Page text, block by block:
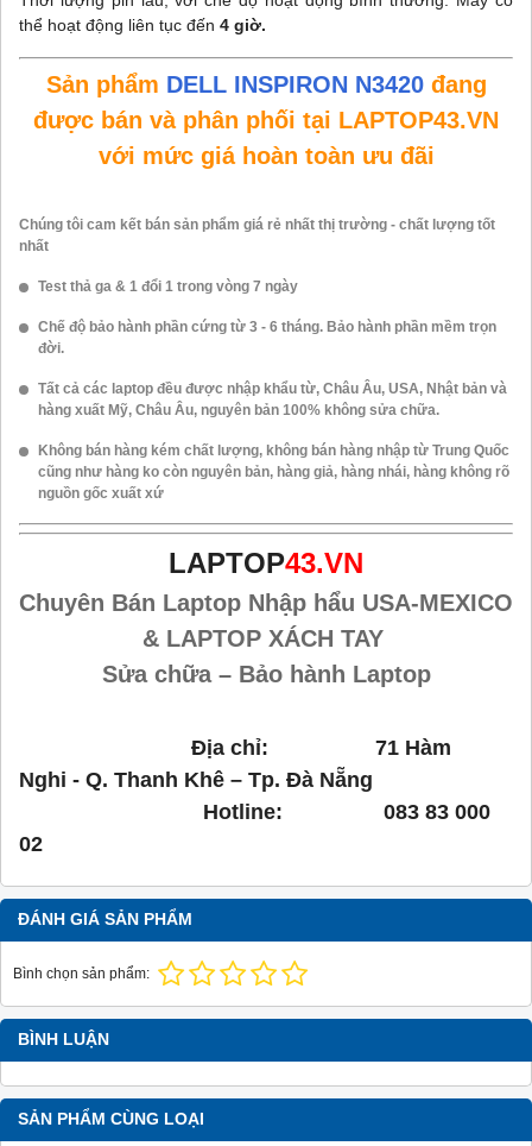
thể hoạt động liên tục đến 4 giờ.
Sản phẩm DELL INSPIRON N3420 đang
được bán và phân phối tại LAPTOP43.VN
với mức giá hoàn toàn ưu đãi
Chúng tôi cam kết bán sản phẩm giá rẻ nhất thị trường - chất lượng tốt
nhất
Test thả ga & 1 đổi 1 trong vòng 7 ngày
Chế độ bảo hành phần cứng từ 3 - 6 tháng. Bảo hành phần mềm trọn
đời.
Tất cả các laptop đều được nhập khẩu từ, Châu Âu, USA, Nhật bản và
hàng xuất Mỹ, Châu Âu, nguyên bản 100% không sửa chữa.
Không bán hàng kém chất lượng, không bán hàng nhập từ Trung Quốc
cũng như hàng ko còn nguyên bản, hàng giả, hàng nhái, hàng không rõ
nguồn gốc xuất xứ
LAPTOP43.VN
Chuyên Bán Laptop Nhập hẩu USA-MEXICO
& LAPTOP XÁCH TAY
Sửa chữa – Bảo hành Laptop
Địa chỉ: 71 Hàm
Nghi - Q. Thanh Khê – Tp. Đà Nẵng
Hotline: 083 83 000
02
ĐÁNH GIÁ SẢN PHẨM
Bình chọn sản phẩm:
BÌNH LUẬN
SẢN PHẨM CÙNG LOẠI